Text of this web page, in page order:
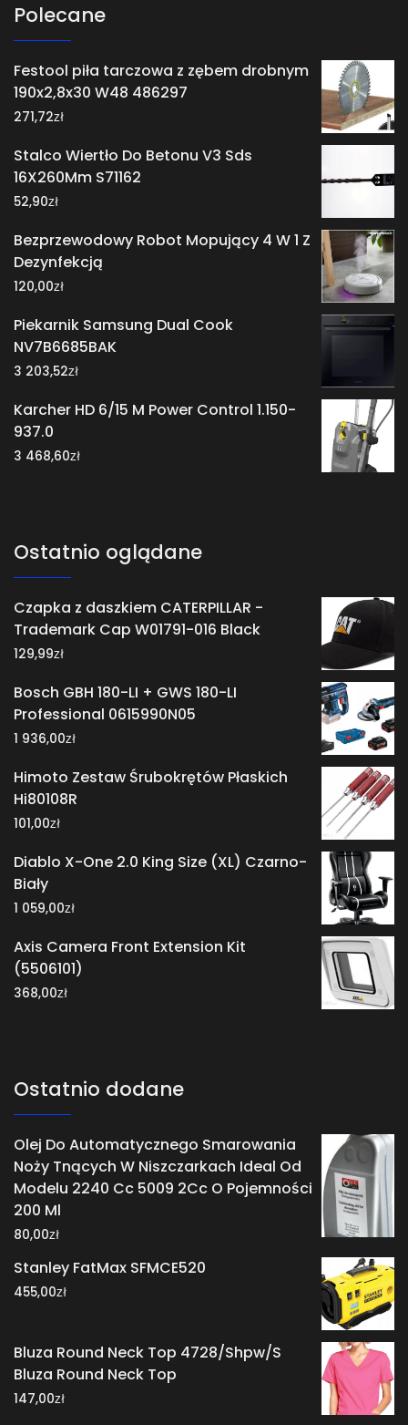
Polecane
Festool piła tarczowa z zębem drobnym
190x2,8x30 W48 486297
271,72zł
Stalco Wiertło Do Betonu V3 Sds
16X260Mm S71162
52,90zł
Bezprzewodowy Robot Mopujący 4 W 1 Z
Dezynfekcją
120,00zł
Piekarnik Samsung Dual Cook
NV7B6685BAK
3 203,52zł
Karcher HD 6/15 M Power Control 1.150-
937.0
3 468,60zł
Ostatnio oglądane
Czapka z daszkiem CATERPILLAR -
Trademark Cap W01791-016 Black
129,99zł
Bosch GBH 180-LI + GWS 180-LI
Professional 0615990N05
1 936,00zł
Himoto Zestaw Śrubokrętów Płaskich
Hi80108R
101,00zł
Diablo X-One 2.0 King Size (XL) Czarno-
Biały
1 059,00zł
Axis Camera Front Extension Kit
(5506101)
368,00zł
Ostatnio dodane
Olej Do Automatycznego Smarowania
Noży Tnących W Niszczarkach Ideal Od
Modelu 2240 Cc 5009 2Cc O Pojemności
200 Ml
80,00zł
Stanley FatMax SFMCE520
455,00zł
Bluza Round Neck Top 4728/Shpw/S
Bluza Round Neck Top
147,00zł